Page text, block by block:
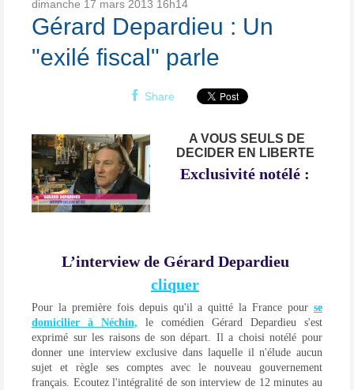
dimanche 17 mars 2013 16h14
Gérard Depardieu : Un
"exilé fiscal" parle
Share
A VOUS SEULS DE
DECIDER EN LIBERTE
Exclusivité notélé :
L’interview de Gérard Depardieu
cliquer
Pour la première fois depuis qu'il a quitté la France pour se
domicilier à Néchin, le comédien Gérard Depardieu s'est
exprimé sur les raisons de son départ. Il a choisi notélé pour
donner une interview exclusive dans laquelle il n'élude aucun
sujet et règle ses comptes avec le nouveau gouvernement
français. Ecoutez l'intégralité de son interview de 12 minutes au